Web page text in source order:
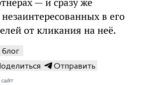
в его
от кликания на неё.
Отправить